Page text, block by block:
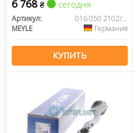
6 768 ₴ сегодня
Артикул:
016 050 2102/HD
MEYLE
Германия
КУПИТЬ